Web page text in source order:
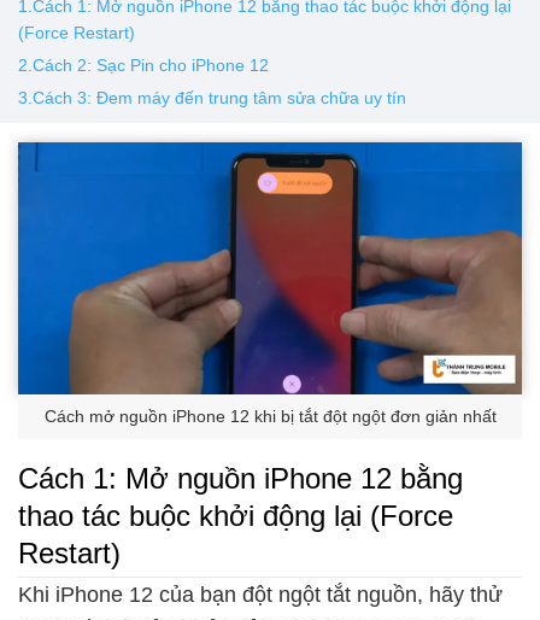
Vỏ Huawei Vỏ Vivo
1.Cách 1: Mở nguồn iPhone 12 bằng thao tác buộc khởi động lại
(Force Restart)
2.Cách 2: Sạc Pin cho iPhone 12
3.Cách 3: Đem máy đến trung tâm sửa chữa uy tín
Cách mở nguồn iPhone 12 khi bị tắt đột ngột đơn giản nhất
Cách 1: Mở nguồn iPhone 12 bằng
thao tác buộc khởi động lại (Force
Restart)
Khi iPhone 12 của bạn đột ngột tắt nguồn, hãy thử